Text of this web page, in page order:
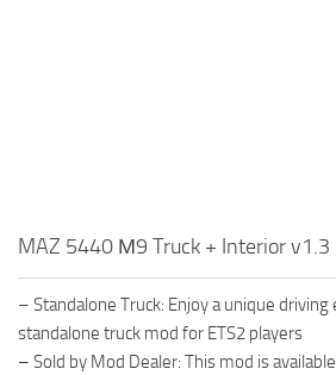
MAZ 5440 М9 Truck + Interior v1.3
– Standalone Truck: Enjoy a unique
standalone truck mod for ETS2 players
– Sold by Mod Dealer: This mod is